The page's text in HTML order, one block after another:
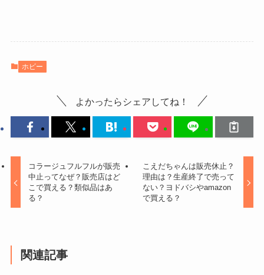
エアー緩衝材はどこで売ってる？
ナン・コメリなどプチプチ販売店
調査！
しょうかんせん漢方はドラックス
ホビー
よかったらシェアしてね！
コラージュフルフルが販売
中止ってなぜ？販売店はど
こで買える？類似品はあ
る？
こえだちゃんは販売休止？
理由は？生産終了で売って
ない？ヨドバシやamazon
で買える？
関連記事